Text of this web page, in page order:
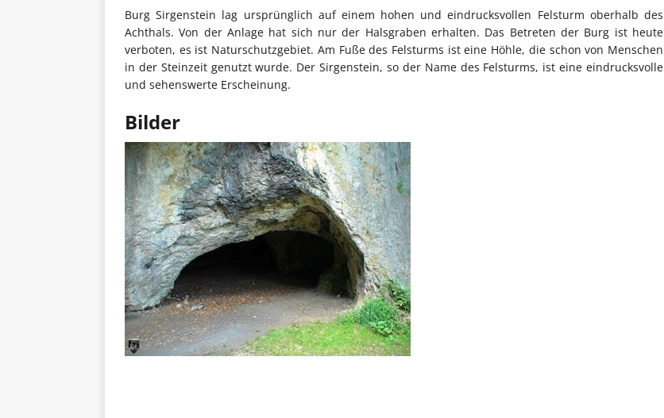
Burg Sirgenstein lag ursprünglich auf einem hohen und eindrucksvollen Felsturm oberhalb des
Achthals. Von der Anlage hat sich nur der Halsgraben erhalten. Das Betreten der Burg ist heute
verboten, es ist Naturschutzgebiet. Am Fuße des Felsturms ist eine Höhle, die schon von Menschen
in der Steinzeit genutzt wurde. Der Sirgenstein, so der Name des Felsturms, ist eine eindrucksvolle
und sehenswerte Erscheinung.
Bilder